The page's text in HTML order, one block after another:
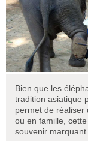
Bien que les
tradition asiatique
permet de réaliser
ou en famille,
souvenir